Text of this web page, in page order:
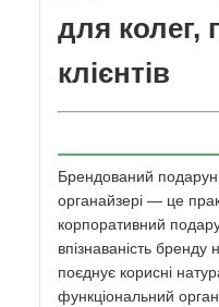
для колег,
клієнтів
Брендований
органайзері — це
корпоративний
впізнаваність бренду
поєднує корисні
функціональний